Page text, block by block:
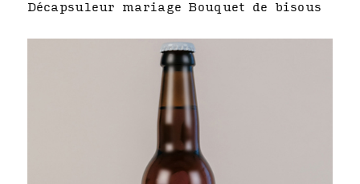
Décapsuleur mariage Bouquet de bisous